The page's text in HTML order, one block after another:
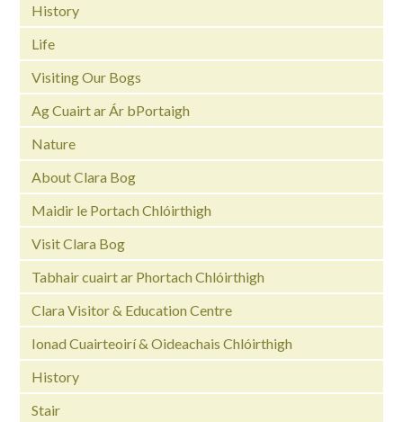
History
Life
Visiting Our Bogs
Ag Cuairt ar Ár bPortaigh
Nature
About Clara Bog
Maidir le Portach Chlóirthigh
Visit Clara Bog
Tabhair cuairt ar Phortach Chlóirthigh
Clara Visitor & Education Centre
Ionad Cuairteoirí & Oideachais Chlóirthigh
History
Stair